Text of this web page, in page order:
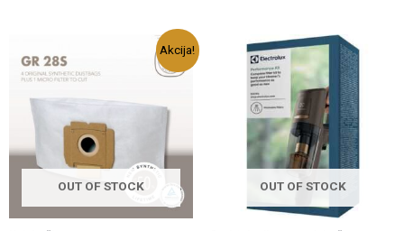
Akcija!
OUT OF STOCK OUT OF STOCK